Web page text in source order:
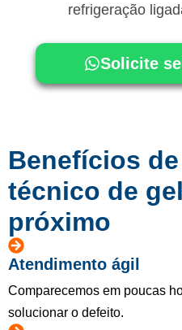
refrigeração
Solicite
Benefícios
técnico de
próximo
Atendimento ágil
Comparecemos em poucas
solucionar o defeito.